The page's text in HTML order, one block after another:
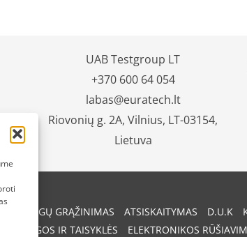
UAB Testgroup LT
+370 600 64 054
labas@euratech.lt
Riovonių g. 2A, Vilnius, LT-03154,
Lietuva
IR PINIGŲ GRĄŽINIMAS ATSISKAITYMAS D.U.K
SĄLYGOS IR TAISYKLĖS
ELEKTRONIKOS